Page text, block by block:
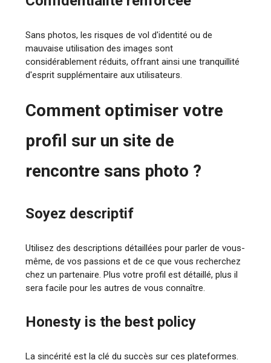
Sans photos, les risques de vol d'identité ou de
mauvaise utilisation des images sont
considérablement réduits, offrant ainsi une tranquillité
d'esprit supplémentaire aux utilisateurs.
Comment optimiser votre
profil sur un site de
rencontre sans photo ?
Soyez descriptif
Utilisez des descriptions détaillées pour parler de vous-
même, de vos passions et de ce que vous recherchez
chez un partenaire. Plus votre profil est détaillé, plus il
sera facile pour les autres de vous connaître.
Honesty is the best policy
La sincérité est la clé du succès sur ces plateformes.